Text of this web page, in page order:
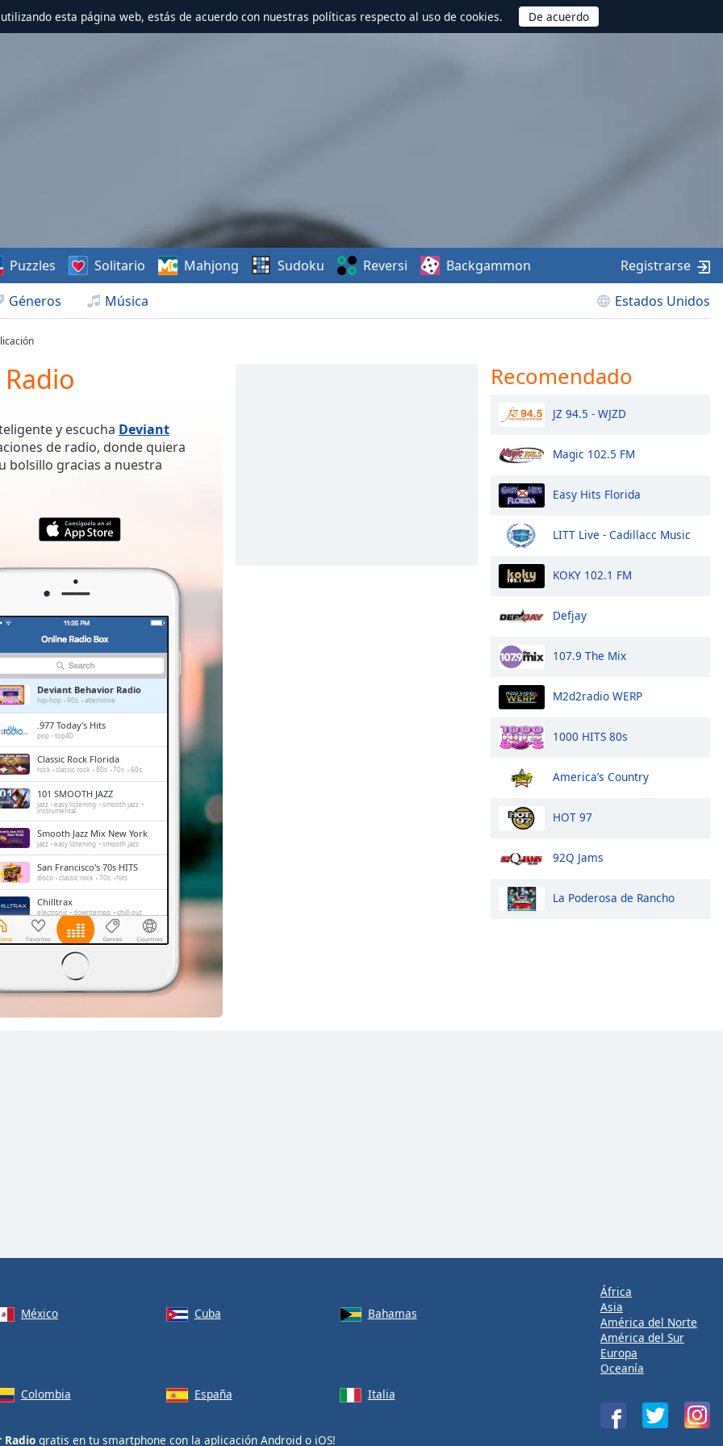
esta página web, estás de acuerdo con nuestras políticas respecto al uso de cookies.
Géneros Música Estados Unidos
Puzzles Solitario Mahjong Sudoku Reversi Backgammon Registrarse
y escucha Deviant
de radio, donde quiera
bolsillo gracias a nuestra
Deviant Behavior Radio
hip-hop 90s alternitive
.977 Today's Hits
pop top40
Classic Rock Florida
rock classic rock 80s 70s 60s
101 SMOOTH JAZZ
jazz easy listening smooth jazz
instrumental
Smooth Jazz Mix New York
jazz easy listening smooth jazz
San Francisco's 70s HITS
disco classic rock 70s hits
Chilltrax
electronic downtempo chill-out
La Mega 97.9
news reggae spanish
Side Street Radio
electronic
Recomendado
JZ 94.5 - WJZD
Magic 102.5 FM
Easy Hits Florida
LITT Live - Cadillacc Music
KOKY 102.1 FM
Defjay
107.9 The Mix
M2d2radio WERP
1000 HITS 80s
America’s Country
HOT 97
92Q Jams
La Poderosa de Rancho
México Cuba
Bahamas
Colombia España Italia
Radio gratis en tu smartphone con la aplicación Android o iOS!
África
Asia
América del Norte
América del Sur
Europa
Oceanía